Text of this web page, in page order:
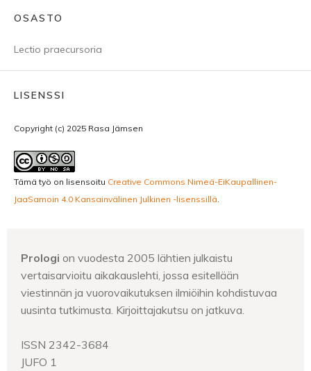
OSASTO
Lectio praecursoria
LISENSSI
Copyright (c) 2025 Rasa Jämsen
Tämä työ on lisensoitu Creative Commons Nimeä-EiKaupallinen-
JaaSamoin 4.0 Kansainvälinen Julkinen -lisenssillä
Prologi on vuodesta 2005 lähtien julkaistu
vertaisarvioitu aikakauslehti, jossa esitellään
viestinnän ja vuorovaikutuksen ilmiöihin kohdistuvaa
uusinta tutkimusta. Kirjoittajakutsu on jatkuva.
ISSN 2342-3684
JUFO 1